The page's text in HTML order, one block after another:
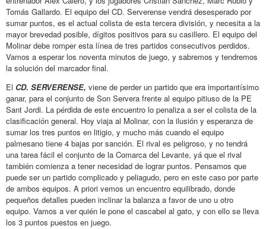
Tomás Gallardo. El equipo del CD. Serverense vendrá desesperado por
sumar puntos, es el actual colista de esta tercera división, y necesita a la
mayor brevedad posible, dígitos positivos para su casillero. El equipo del
Molinar debe romper esta línea de tres partidos consecutivos perdidos.
Vamos a esperar los noventa minutos de juego, y sabremos y tendremos
la solución del marcador final.
El CD. SERVERENSE, viene de perder un partido que era importantísimo
ganar, para el conjunto de Son Servera frente al equipo pitiuso de la PE
Sant Jordi. La pérdida de este encuentro lo penaliza a ser el colista de la
clasificación general. Hoy viaja al Molinar, con la ilusión y esperanza de
sumar los tres puntos en litigio, y mucho más cuando el equipo
palmesano tiene 4 bajas por sanción. El rival es peligroso, y no tendrá
una tarea fácil el conjunto de la Comarca del Levante, yá que el rival
también comienza a tener necesidad de lograr puntos. Pensamos que
puede ser un partido complicado y peliagudo, pero en este caso por parte
de ambos equipos. A priori vemos un encuentro equilibrado, donde
pequeños detalles pueden inclinar la balanza a favor de uno u otro
equipo. Vamos a ver quién le pone el cascabel al gato, y con ello se lleva
los 3 puntos puestos en juego.